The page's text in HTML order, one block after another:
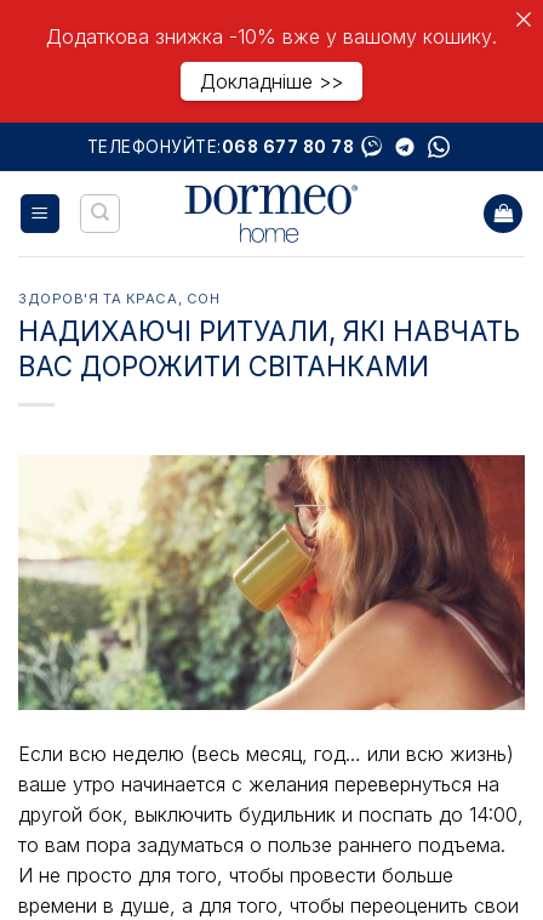
Додаткова знижка -10% вже у вашому кошику.
Докладніше >>
to
content
ТЕЛЕФОНУЙТЕ:068 677 80 78
ЗДОРОВ'Я ТА КРАСА, СОН
НАДИХАЮЧІ РИТУАЛИ, ЯКІ НАВЧАТЬ
ВАС ДОРОЖИТИ СВІТАНКАМИ
Если всю неделю (весь месяц, год… или всю жизнь)
ваше утро начинается с желания перевернуться на
другой бок, выключить будильник и поспать до 14:00,
то вам пора задуматься о пользе раннего подъема.
И не просто для того, чтобы провести больше
времени в душе, а для того, чтобы переоценить свои